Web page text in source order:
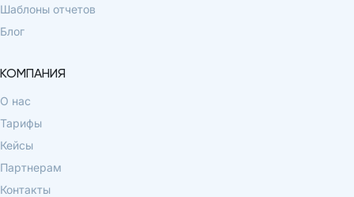
Шаблоны отчетов
Блог
КОМПАНИЯ
О нас
Тарифы
Кейсы
Партнерам
Контакты